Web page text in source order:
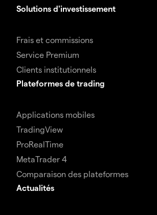
Solutions d'investissement
Frais et commissions
Service Premium
Clients institutionnels
Plateformes de trading
Applications mobiles
TradingView
ProRealTime
MetaTrader 4
Comparaison des plateformes
Actualités